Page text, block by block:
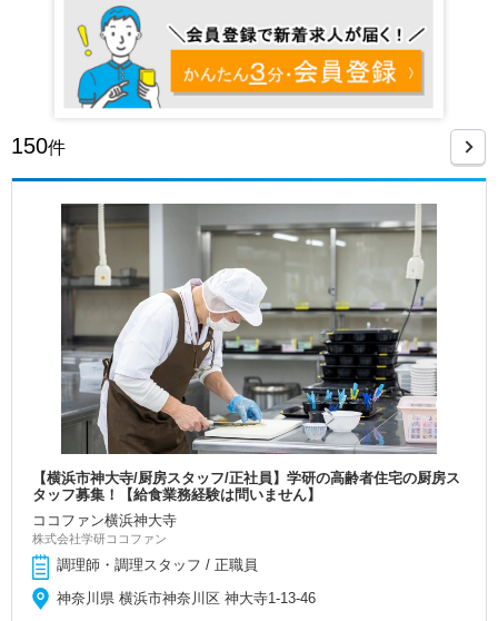
150件
【横浜市神大寺/厨房スタッフ/正社員】学研の高齢者住宅の厨房ス
タッフ募集！【給食業務経験は問いません】
ココファン横浜神大寺
株式会社学研ココファン
調理師・調理スタッフ / 正職員
神奈川県 横浜市神奈川区 神大寺1-13-46